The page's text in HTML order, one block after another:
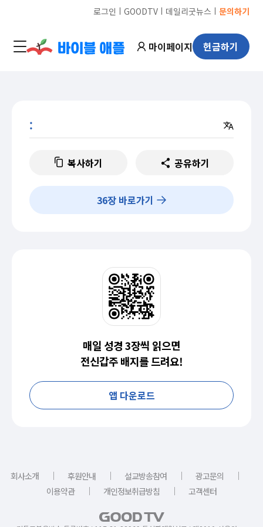
로그인 ㅣ GOODTVㅣ 데일리굿뉴스 ㅣ 문의하기
마이페이지 헌금하기
:
복사하기 공유하기
36장 바로가기
매일 성경 3장씩 읽으면
전신갑주 배지를 드려요!
앱 다운로드
회사소개 ｜ 후원안내 ｜ 설교방송참여 ｜ 광고문의
｜
이용약관
｜ 개인정보취급방침 ｜ 고객센터